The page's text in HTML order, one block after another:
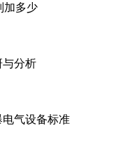
加多少
与分析
气设备标准